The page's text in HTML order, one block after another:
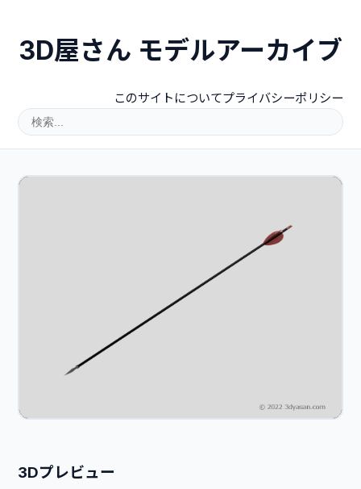
3D屋さん モデルアーカイブ
このサイトについてプライバシーポリシー
3Dプレビュー